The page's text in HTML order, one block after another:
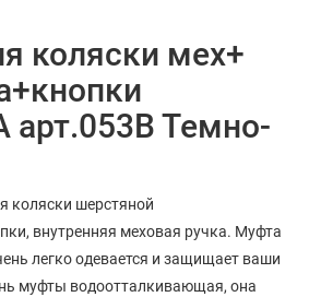
коляски мех+
арт.053В Темно-
коляски шерстяной
внутренняя меховая ручка. Муфта
легко одевается и защищает ваши
муфты водоотталкивающая, она